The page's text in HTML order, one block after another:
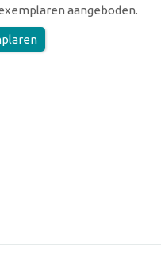
aangeboden.